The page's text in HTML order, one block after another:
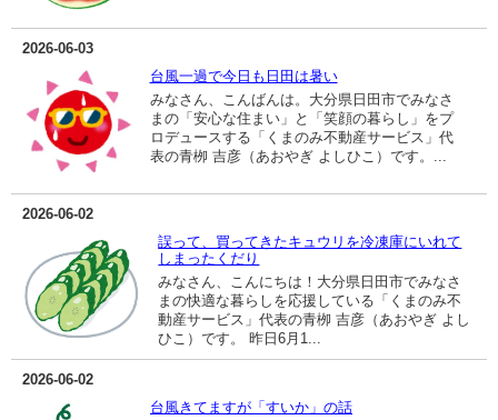
2026-06-03
台風一過で今日も日田は暑い
みなさん、こんばんは。大分県日田市でみなさ
まの「安心な住まい」と「笑顔の暮らし」をプ
ロデュースする「くまのみ不動産サービス」代
表の青栁 吉彦（あおやぎ よしひこ）です。...
2026-06-02
誤って、買ってきたキュウリを冷凍庫にいれて
しまったくだり
みなさん、こんにちは！大分県日田市でみなさ
まの快適な暮らしを応援している「くまのみ不
動産サービス」代表の青栁 吉彦（あおやぎ よし
ひこ）です。 昨日6月1...
2026-06-02
台風きてますが「すいか」の話